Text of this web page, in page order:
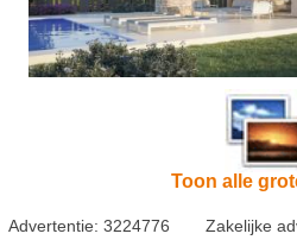
Toon alle
Advertentie: 3224776 Zakelijke